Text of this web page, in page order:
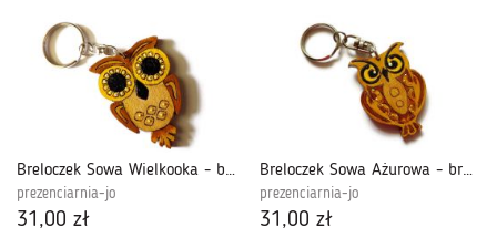
Breloczek Sowa Wielkooka - brązowa
prezenciarnia-jo
31,00 zł
Breloczek Sowa Ażurowa - brązowa
prezenciarnia-jo
31,00 zł